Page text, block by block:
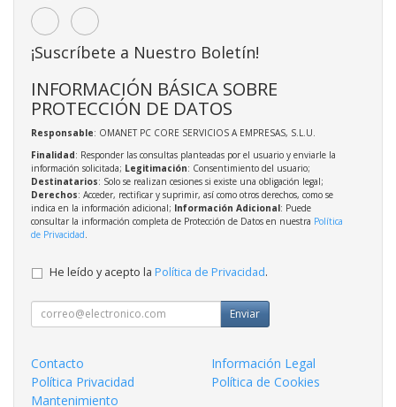
¡Suscríbete a Nuestro Boletín!
INFORMACIÓN BÁSICA SOBRE
PROTECCIÓN DE DATOS
Responsable: OMANET PC CORE SERVICIOS A EMPRESAS, S.L.U.
Finalidad: Responder las consultas planteadas por el usuario y enviarle la
información solicitada; Legitimación: Consentimiento del usuario;
Destinatarios: Solo se realizan cesiones si existe una obligación legal;
Derechos: Acceder, rectificar y suprimir, así como otros derechos, como se
indica en la información adicional; Información Adicional: Puede
consultar la información completa de Protección de Datos en nuestra Política
de Privacidad.
He leído y acepto la Política de Privacidad.
Enviar
Contacto
Información Legal
Política Privacidad
Política de Cookies
Mantenimiento